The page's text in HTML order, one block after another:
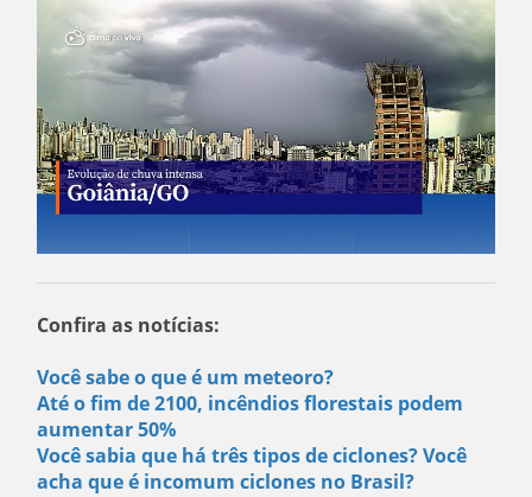
Confira as notícias:
Você sabe o que é um meteoro?
Até o fim de 2100, incêndios florestais podem
aumentar 50%
Você sabia que há três tipos de ciclones? Você
acha que é incomum ciclones no Brasil?